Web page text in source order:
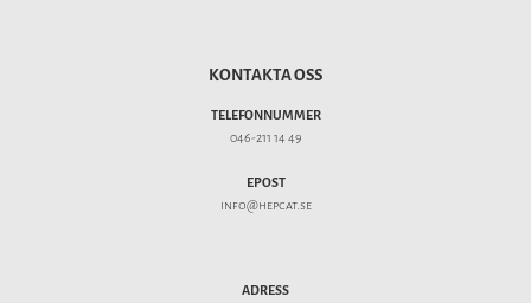
KONTAKTA OSS
TELEFONNUMMER
046-211 14 49
EPOST
info@hepcat.se
ADRESS